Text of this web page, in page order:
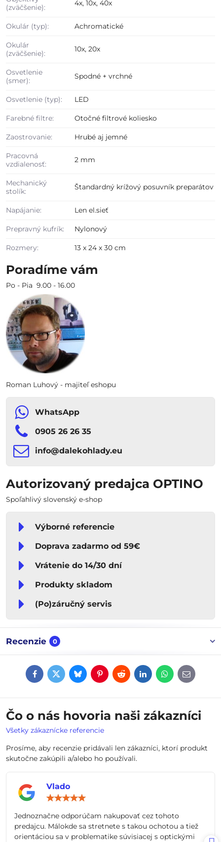
(zväčšenie):
4x, 10x, 40x
Okulár (typ): Achromatické
Okulár
(zväčšenie):
10x, 20x
Osvetlenie
(smer):
Spodné + vrchné
Osvetlenie (typ): LED
Farebné filtre: Otočné filtrové koliesko
Zaostrovanie: Hrubé aj jemné
Pracovná
vzdialenosť:
2 mm
Mechanický
stolík:
Štandardný krížový posuvník preparátov
Napájanie: Len el.sieť
Prepravný kufrík: Nylonový
Rozmery: 13 x 24 x 30 cm
Poradíme vám
Po - Pia 9.00 - 16.00
Roman Luhový - majiteľ eshopu
WhatsApp
0905 26 26 35
info​​@dalekohlady​​.eu
Autorizovaný predajca OPTINO
Spoľahlivý slovenský e-shop
Výborné referencie
Doprava zadarmo od 59€
Vrátenie do 14/30 dní
Produkty skladom
(Po)záručný servis
Recenzie 0
FacebookTwitterBlueskyPinterestRedditLinkedInWhatsApp
E-
mail
Čo o nás hovoria naši zákazníci
Všetky zákaznícke referencie
Prosíme, aby recenzie pridávali len zákazníci, ktorí produkt
skutočne zakúpili a/alebo ho používali.
Vlado
5
Jednoznačne odporúčam nakupovať cez tohoto
predajcu. Málokde sa stretnete s takou ochotou a tiež
orientáciou sa v problematike súvisiacej s optickými